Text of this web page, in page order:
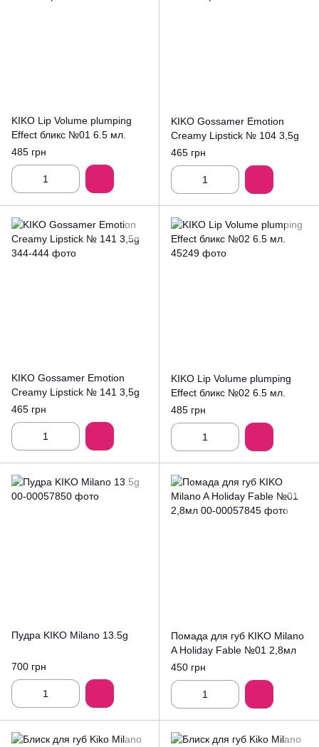
KIKO Lip Volume plumping
Effect бликс №01 6.5 мл.
485 грн
KIKO Gossamer Emotion
Creamy Lipstick № 104 3,5g
465 грн
KIKO Gossamer Emotion
Creamy Lipstick № 141 3,5g
465 грн
KIKO Lip Volume plumping
Effect бликс №02 6.5 мл.
485 грн
Пудра KIKO Milano 13.5g
700 грн
Помада для губ KIKO Milano
A Holiday Fable №01 2,8мл
450 грн